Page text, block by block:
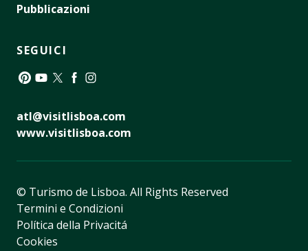
Pubblicazioni
SEGUICI
atl@visitlisboa.com
www.visitlisboa.com
© Turismo de Lisboa. All Rights Reserved
Termini e Condizioni
Política della Privacitá
Cookies